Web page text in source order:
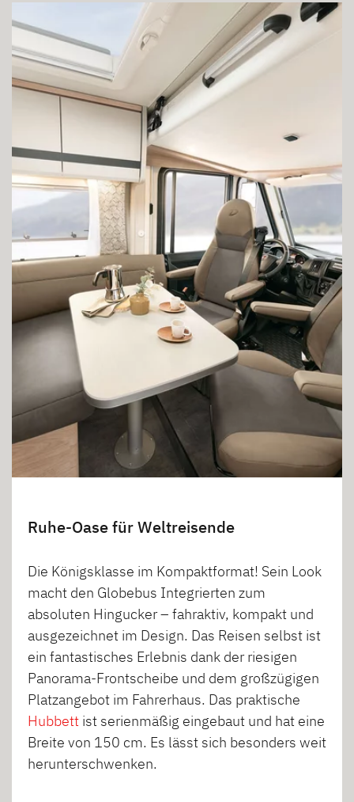
Ruhe-Oase für Weltreisende
Die Königsklasse im Kompaktformat! Sein Look
macht den Globebus Integrierten zum
absoluten Hingucker – fahraktiv, kompakt und
ausgezeichnet im Design. Das Reisen selbst ist
ein fantastisches Erlebnis dank der riesigen
Panorama-Frontscheibe und dem großzügigen
Platzangebot im Fahrerhaus. Das praktische
Hubbett ist serienmäßig eingebaut und hat eine
Breite von 150 cm. Es lässt sich besonders weit
herunterschwenken.